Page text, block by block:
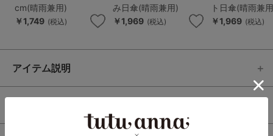
cm(晴雨兼用)
￥1,749 (税込)
み日傘(晴雨兼用)
￥1,969 (税込)
ト日傘(晴雨兼
￥1,969 (税込)
アイテム説明